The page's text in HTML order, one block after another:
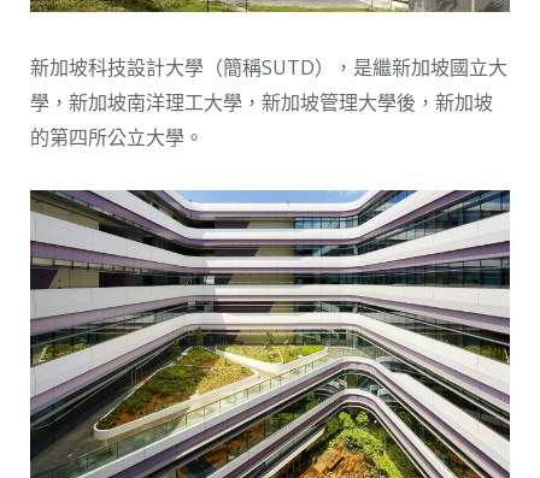
新加坡科技設計大學（簡稱SUTD），是繼新加坡國立大
學，新加坡南洋理工大學，新加坡管理大學後，新加坡
的第四所公立大學。